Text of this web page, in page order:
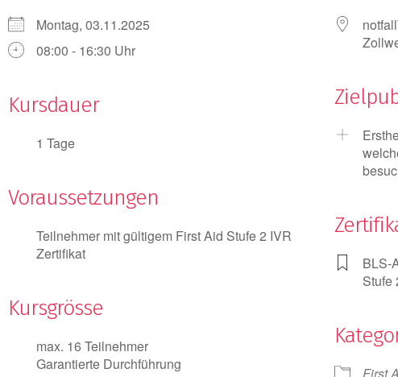
Montag, 03.11.2025
08:00 - 16:30 Uhr
Kursdauer
1 Tage
Voraussetzungen
Teilnehmer mit gültigem First Aid Stufe 2 IVR
Zertifikat
Kursgrösse
max. 16 Teilnehmer
Garantierte Durchführung
BLS-
Stufe